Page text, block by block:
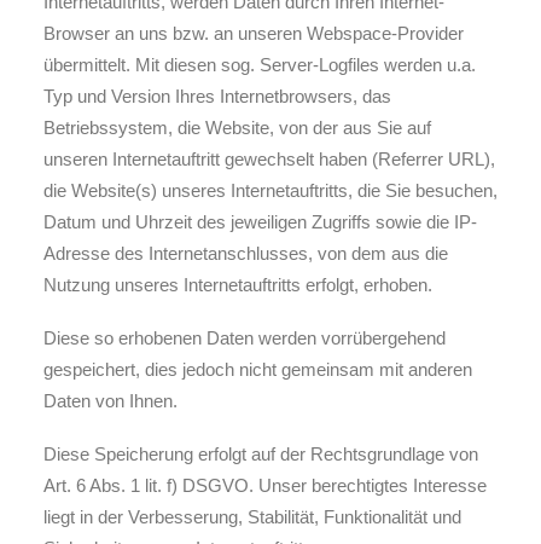
Browser an uns bzw. an unseren Webspace-Provider
übermittelt. Mit diesen sog. Server-Logfiles werden u.a.
Typ und Version Ihres Internetbrowsers, das
Betriebssystem, die Website, von der aus Sie auf
unseren Internetauftritt gewechselt haben (Referrer URL),
die Website(s) unseres Internetauftritts, die Sie besuchen,
Datum und Uhrzeit des jeweiligen Zugriffs sowie die IP-
Adresse des Internetanschlusses, von dem aus die
Nutzung unseres Internetauftritts erfolgt, erhoben.
Diese so erhobenen Daten werden vorrübergehend
gespeichert, dies jedoch nicht gemeinsam mit anderen
Daten von Ihnen.
Diese Speicherung erfolgt auf der Rechtsgrundlage von
Art. 6 Abs. 1 lit. f) DSGVO. Unser berechtigtes Interesse
liegt in der Verbesserung, Stabilität, Funktionalität und